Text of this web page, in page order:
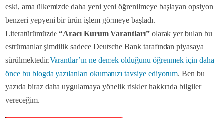
eski, ama ülkemizde daha yeni yeni öğrenilmeye başlayan opsiyon
benzeri yepyeni bir ürün işlem görmeye başladı.
Literatürümüzde “Aracı Kurum Varantları” olarak yer bulan bu
estrümanlar şimdilik sadece Deutsche Bank tarafından piyasaya
sürülmektedir.Varantlar’ın ne demek olduğunu öğrenmek için daha
önce bu blogda yazılanları okumanızı tavsiye ediyorum. Ben bu
yazıda biraz daha uygulamaya yönelik riskler hakkında bilgiler
vereceğim.